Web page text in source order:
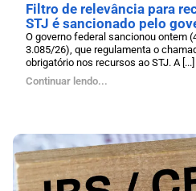
Filtro de relevância para
STJ é sancionado pelo
O governo federal sancionou ontem
3.085/26), que regulamenta o
obrigatório nos recursos ao STJ. A [...]
Continuar lendo...